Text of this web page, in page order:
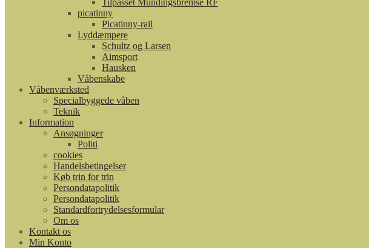
Tilpasset Mundingsbremse RF
picatinny
Picatinny-rail
Lyddæmpere
Schultz og Larsen
Aimsport
Hausken
Våbenskabe
Våbenværksted
Specialbyggede våben
Teknik
Information
Ansøgninger
Politi
cookies
Handelsbetingelser
Køb trin for trin
Persondatapolitik
Persondatapolitik
Standardfortrydelsesformular
Om os
Kontakt os
Min Konto